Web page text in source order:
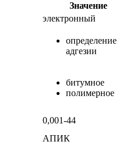
Значение
электронный
определение
адгезии
битумное
полимерное
0,001-44
АПИК